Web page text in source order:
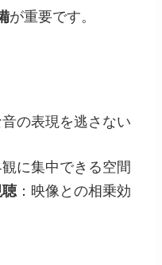
が重要です。
音の表現を逃さない
に集中できる空間
：映像との相乗効